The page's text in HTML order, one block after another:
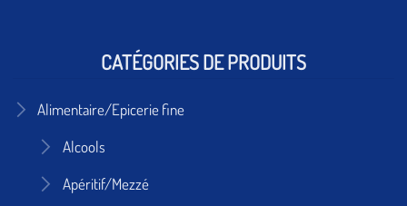
CATÉGORIES DE PRODUITS
Alimentaire/Epicerie fine
Alcools
Apéritif/Mezzé